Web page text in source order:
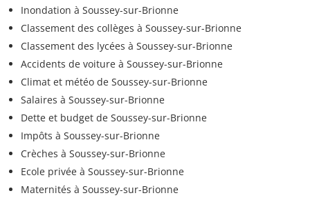
Inondation à Soussey-sur-Brionne
Classement des collèges à Soussey-sur-Brionne
Classement des lycées à Soussey-sur-Brionne
Accidents de voiture à Soussey-sur-Brionne
Climat et météo de Soussey-sur-Brionne
Salaires à Soussey-sur-Brionne
Dette et budget de Soussey-sur-Brionne
Impôts à Soussey-sur-Brionne
Crèches à Soussey-sur-Brionne
Ecole privée à Soussey-sur-Brionne
Maternités à Soussey-sur-Brionne